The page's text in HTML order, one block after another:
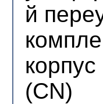
й
(CN)